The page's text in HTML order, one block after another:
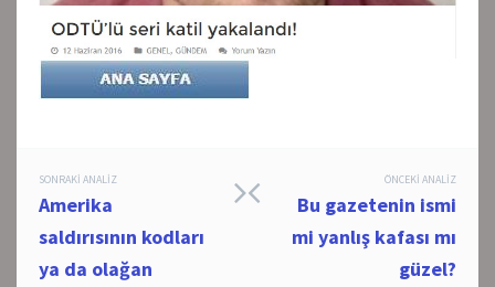
Post
navigation
ÖNCEKI ANALIZ
Bu gazetenin ismi
mi yanlış kafası mı
güzel?
SONRAKI ANALIZ
Amerika
saldırısının kodları
ya da olağan